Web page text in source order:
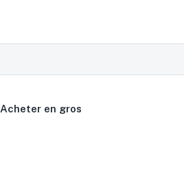
Acheter en gros